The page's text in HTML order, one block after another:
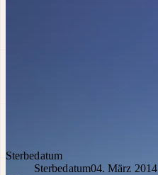
Sterbedatum
Sterbedatum04. März 2014